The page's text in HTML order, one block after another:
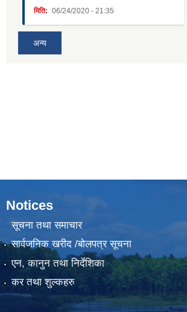
मिति: 06/24/2020 - 21:35
अन्य
Notices
सूचना तथा समाचार
सार्वजनिक खरीद /बोलपत्र सूचना
एन, कानुन तथा निर्देशिका
कर तथा शुल्कहरु